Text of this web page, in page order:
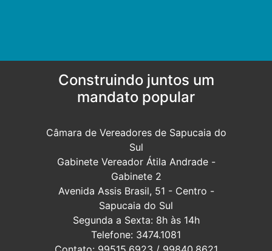
Construindo juntos um
mandato popular
Câmara de Vereadores de Sapucaia do
Sul
Gabinete Vereador Átila Andrade -
Gabinete 2
Avenida Assis Brasil, 51 - Centro -
Sapucaia do Sul
Segunda a Sexta: 8h às 14h
Telefone: 3474.1081